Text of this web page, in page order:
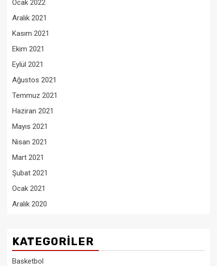
Ocak 2022
Aralık 2021
Kasım 2021
Ekim 2021
Eylül 2021
Ağustos 2021
Temmuz 2021
Haziran 2021
Mayıs 2021
Nisan 2021
Mart 2021
Şubat 2021
Ocak 2021
Aralık 2020
KATEGORILER
Basketbol